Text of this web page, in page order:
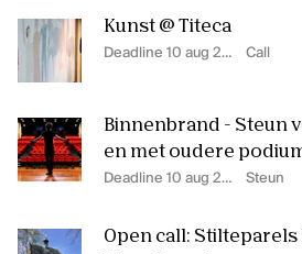
Kunst @ Titeca
Deadline 10 aug 2026 Call
Binnenbrand - Steun
en met oudere
Deadline 10 aug 2026 Steun
Open call: Stilteparels